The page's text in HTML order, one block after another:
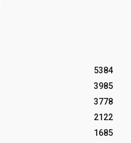
5384
3985
3778
2122
1685